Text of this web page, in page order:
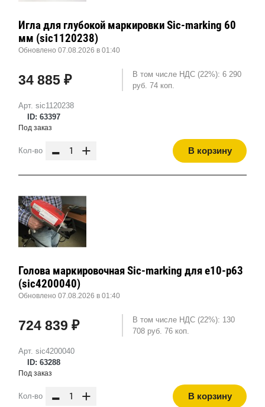
Арт. sic1120238
ID: 63397
Игла для глубокой маркировки Sic-marking 60
мм (sic1120238)
Обновлено 07.08.2026 в 01:40
34 885 ₽
В том числе НДС (22%): 6 290
руб. 74 коп.
Под заказ
Кол-во - + В корзину
Арт. sic4200040
ID: 63288
Голова маркировочная Sic-marking для e10-p63
(sic4200040)
Обновлено 07.08.2026 в 01:40
724 839 ₽
В том числе НДС (22%): 130
708 руб. 76 коп.
Под заказ
Кол-во - + В корзину